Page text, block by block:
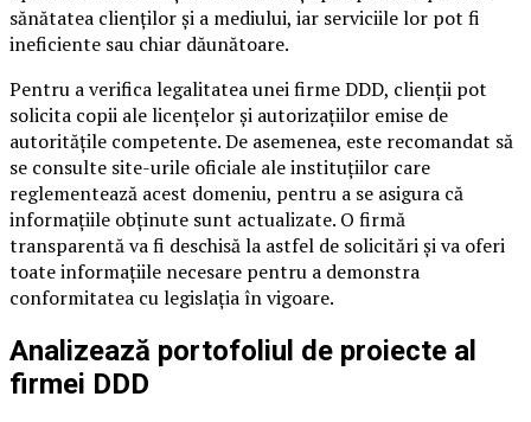
sănătatea clienților și a mediului, iar serviciile lor pot fi
ineficiente sau chiar dăunătoare.
Pentru a verifica legalitatea unei firme DDD, clienții pot
solicita copii ale licențelor și autorizațiilor emise de
autoritățile competente. De asemenea, este recomandat să
se consulte site-urile oficiale ale instituțiilor care
reglementează acest domeniu, pentru a se asigura că
informațiile obținute sunt actualizate. O firmă
transparentă va fi deschisă la astfel de solicitări și va oferi
toate informațiile necesare pentru a demonstra
conformitatea cu legislația în vigoare.
Analizează portofoliul de proiecte al
firmei DDD